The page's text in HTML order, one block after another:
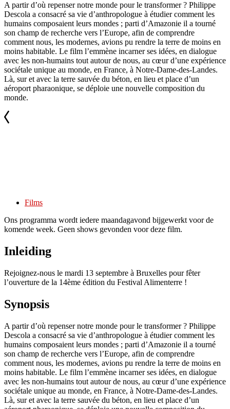
A partir d’où repenser notre monde pour le transformer ? Philippe
Descola a consacré sa vie d’anthropologue à étudier comment les
humains composaient leurs mondes ; parti d’Amazonie il a tourné
son champ de recherche vers l’Europe, afin de comprendre
comment nous, les modernes, avions pu rendre la terre de moins en
moins habitable. Le film l’emmène incarner ses idées, en dialogue
avec les non-humains tout autour de nous, au cœur d’une expérience
sociétale unique au monde, en France, à Notre-Dame-des-Landes.
Là, sur et avec la terre sauvée du béton, en lieu et place d’un
aéroport pharaonique, se déploie une nouvelle composition du
monde.
Films
Ons programma wordt iedere maandagavond bijgewerkt voor de
komende week. Geen shows gevonden voor deze film.
Inleiding
Rejoignez-nous le mardi 13 septembre à Bruxelles pour fêter
l’ouverture de la 14ème édition du Festival Alimenterre !
Synopsis
A partir d’où repenser notre monde pour le transformer ? Philippe
Descola a consacré sa vie d’anthropologue à étudier comment les
humains composaient leurs mondes ; parti d’Amazonie il a tourné
son champ de recherche vers l’Europe, afin de comprendre
comment nous, les modernes, avions pu rendre la terre de moins en
moins habitable. Le film l’emmène incarner ses idées, en dialogue
avec les non-humains tout autour de nous, au cœur d’une expérience
sociétale unique au monde, en France, à Notre-Dame-des-Landes.
Là, sur et avec la terre sauvée du béton, en lieu et place d’un